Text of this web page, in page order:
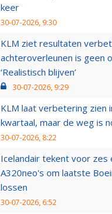
keer
30-07-2026, 9:30
KLM ziet resultaten
achteroverleunen is geen
‘Realistisch blijven’
30-07-2026, 9:29
KLM laat verbetering zien
kwartaal, maar de weg is
30-07-2026, 8:22
Icelandair tekent voor zes
A320neo's om laatste
lossen
30-07-2026, 6:52